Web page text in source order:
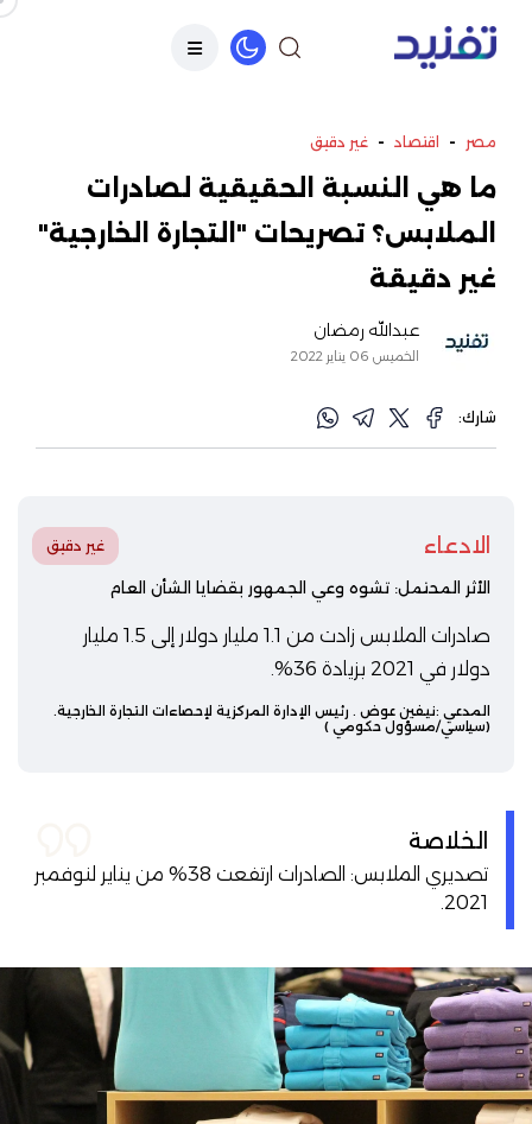
مصر - اقتصاد - غير دقيق
ما هي النسبة الحقيقية لصادرات
الملابس؟ تصريحات "التجارة الخارجية"
غير دقيقة
عبدالله رمضان
الخميس 06 يناير 2022
شارك:
الادعاء غير دقيق
الأثر المحتمل: تشوه وعي الجمهور بقضايا الشأن العام
صادرات الملابس زادت من 1.1 مليار دولار إلى 1.5 مليار
دولار في 2021 بزيادة 36%.
المدعي :نيفين عوض . رئيس الإدارة المركزية لإحصاءات التجارة الخارجية.
(سياسي/مسؤول حكومي )
الخلاصة
تصديري الملابس: الصادرات ارتفعت 38% من يناير لنوفمبر
2021.